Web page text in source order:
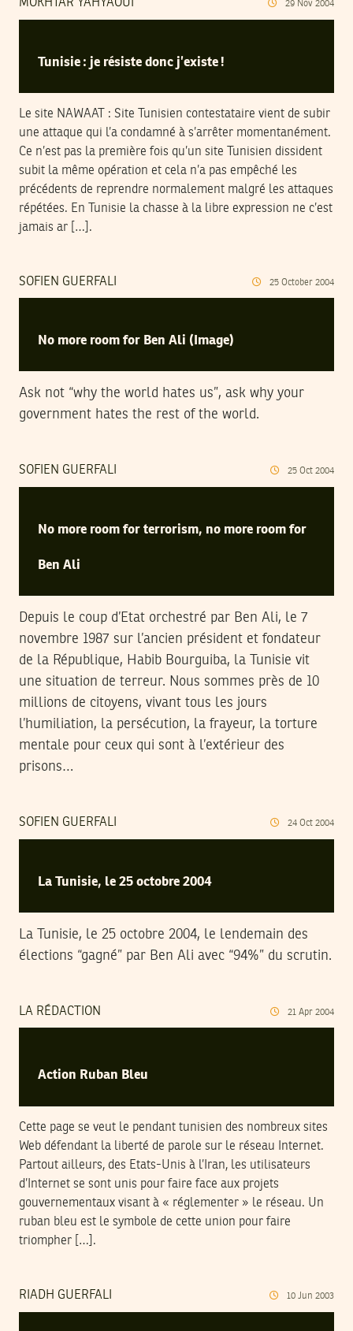
MOKHTAR YAHYAOUI 29 Nov 2004
Tunisie : je résiste donc j’existe !
Le site NAWAAT : Site Tunisien contestataire vient de subir
une attaque qui l’a condamné à s’arrêter momentanément.
Ce n’est pas la première fois qu’un site Tunisien dissident
subit la même opération et cela n’a pas empêché les
précédents de reprendre normalement malgré les attaques
répétées. En Tunisie la chasse à la libre expression ne c’est
jamais ar […].
SOFIEN GUERFALI 25 October 2004
No more room for Ben Ali (Image)
Ask not “why the world hates us”, ask why your
government hates the rest of the world.
SOFIEN GUERFALI 25 Oct 2004
No more room for terrorism, no more room for
Ben Ali
Depuis le coup d’Etat orchestré par Ben Ali, le 7
novembre 1987 sur l’ancien président et fondateur
de la République, Habib Bourguiba, la Tunisie vit
une situation de terreur. Nous sommes près de 10
millions de citoyens, vivant tous les jours
l’humiliation, la persécution, la frayeur, la torture
mentale pour ceux qui sont à l’extérieur des
prisons…
SOFIEN GUERFALI 24 Oct 2004
La Tunisie, le 25 octobre 2004
La Tunisie, le 25 octobre 2004, le lendemain des
élections “gagné” par Ben Ali avec “94%” du scrutin.
LA RÉDACTION 21 Apr 2004
Action Ruban Bleu
Cette page se veut le pendant tunisien des nombreux sites
Web défendant la liberté de parole sur le réseau Internet.
Partout ailleurs, des Etats-Unis à l’Iran, les utilisateurs
d’Internet se sont unis pour faire face aux projets
gouvernementaux visant à « réglementer » le réseau. Un
ruban bleu est le symbole de cette union pour faire
triompher […].
RIADH GUERFALI 10 Jun 2003